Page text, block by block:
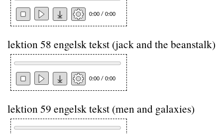
0:00 / 0:00
lektion 58 engelsk tekst (jack and the beanstalk)
0:00 / 0:00
lektion 59 engelsk tekst (men and galaxies)